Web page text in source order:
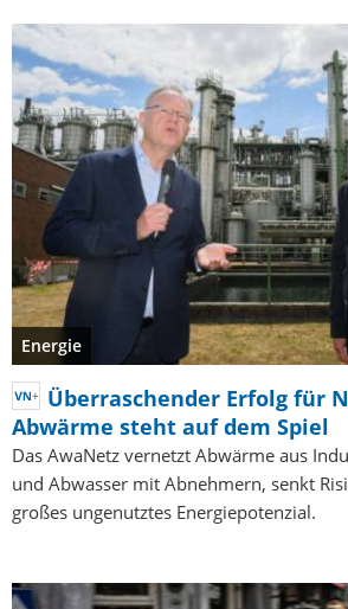
Energie
Überraschender Erfolg für
Abwärme steht auf dem Spiel
Das AwaNetz vernetzt Abwärme aus
und Abwasser mit Abnehmern, senkt
großes ungenutztes Energiepotenzial.